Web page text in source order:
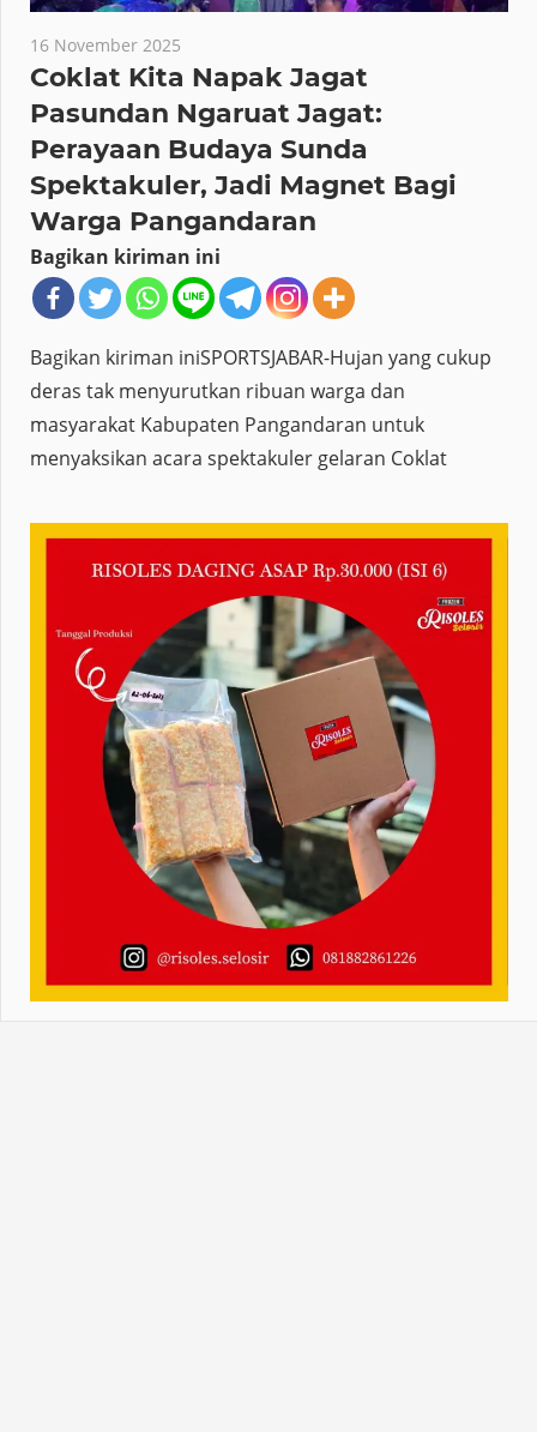
16 November 2025
Coklat Kita Napak Jagat
Pasundan Ngaruat Jagat:
Perayaan Budaya Sunda
Spektakuler, Jadi Magnet Bagi
Warga Pangandaran
Bagikan kiriman ini
Bagikan kiriman iniSPORTSJABAR-Hujan yang cukup
deras tak menyurutkan ribuan warga dan
masyarakat Kabupaten Pangandaran untuk
menyaksikan acara spektakuler gelaran Coklat